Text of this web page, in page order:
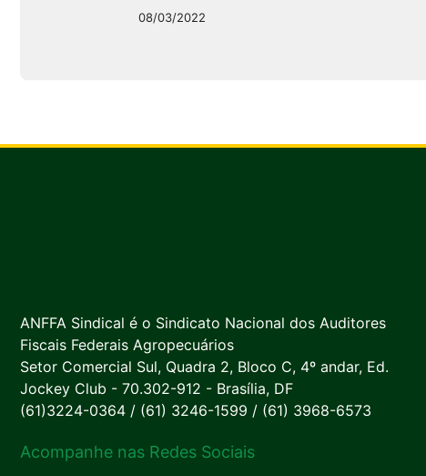
08/03/2022
ANFFA Sindical é o Sindicato Nacional dos Auditores
Fiscais Federais Agropecuários
Setor Comercial Sul, Quadra 2, Bloco C, 4º andar, Ed.
Jockey Club - 70.302-912 - Brasília, DF
(61)3224-0364 / (61) 3246-1599 / (61) 3968-6573
Acompanhe nas Redes Sociais